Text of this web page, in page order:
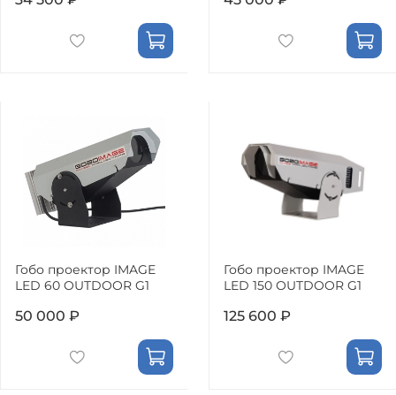
Гобо проектор IMAGE
LED 60 OUTDOOR G1
50 000 ₽
Гобо проектор IMAGE
LED 150 OUTDOOR G1
125 600 ₽